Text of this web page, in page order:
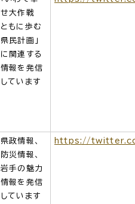
せ大作戦
ともに歩む
県民計画」
に関連する
情報を発信
しています
県政情報、
防災情報、
岩手の魅力
情報を発信
しています
https://